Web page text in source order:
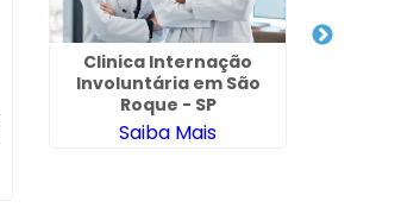
Clinica Internação
Involuntária em São
Roque - SP
Saiba Mais